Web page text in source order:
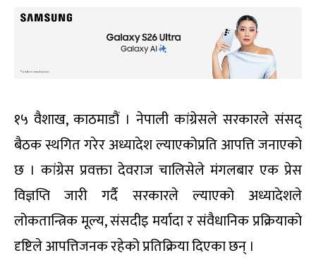
१५ वैशाख, काठमाडौं । नेपाली कांग्रेसले सरकारले संसद्
बैठक स्थगित गरेर अध्यादेश ल्याएकोप्रति आपत्ति जनाएको
छ । कांग्रेस प्रवक्ता देवराज चालिसेले मंगलबार एक प्रेस
विज्ञप्ति जारी गर्दै सरकारले ल्याएको अध्यादेशले
लोकतान्त्रिक मूल्य, संसदीइ मर्यादा र संवैधानिक प्रक्रियाको
दृष्टिले आपत्तिजनक रहेको प्रतिक्रिया दिएका छन् ।